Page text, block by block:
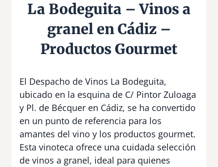
La Bodeguita – Vinos a
granel en Cádiz –
Productos Gourmet
El Despacho de Vinos La Bodeguita,
ubicado en la esquina de C/ Pintor Zuloaga
y Pl. de Bécquer en Cádiz, se ha convertido
en un punto de referencia para los
amantes del vino y los productos gourmet.
Esta vinoteca ofrece una cuidada selección
de vinos a granel, ideal para quienes